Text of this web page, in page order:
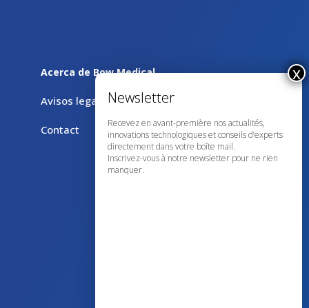
Acerca de Bow Medical
Avisos legales
Contact
Recevez en avant-première nos actualités,
innovations technologiques et conseils d’experts
directement dans votre boîte mail.
Inscrivez-vous à notre newsletter pour ne rien
manquer.